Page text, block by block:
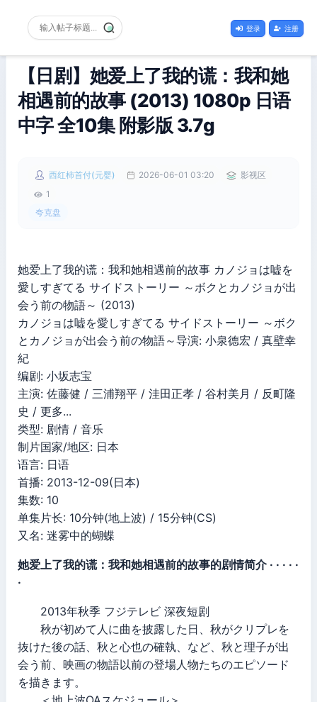
登录 注册
【日剧】她爱上了我的谎：我和她
相遇前的故事 (2013) 1080p 日语
中字 全10集 附影版 3.7g
西红柿首付(元婴) 2026-06-01 03:20
影视区
1
夸克盘
她爱上了我的谎：我和她相遇前的故事 カノジョは嘘を
愛しすぎてる サイドストーリー ～ボクとカノジョが出
会う前の物語～ (2013)
カノジョは嘘を愛しすぎてる サイドストーリー ～ボク
とカノジョが出会う前の物語～导演: 小泉德宏 / 真壁幸
紀
编剧: 小坂志宝
主演: 佐藤健 / 三浦翔平 / 洼田正孝 / 谷村美月 / 反町隆
史 / 更多...
类型: 剧情 / 音乐
制片国家/地区: 日本
语言: 日语
首播: 2013-12-09(日本)
集数: 10
单集片长: 10分钟(地上波) / 15分钟(CS)
又名: 迷雾中的蝴蝶
她爱上了我的谎：我和她相遇前的故事的剧情简介 · · · · ·
·
2013年秋季 フジテレビ 深夜短剧
秋が初めて人に曲を披露した日、秋がクリプレを
抜けた後の話、秋と心也の確執、など、秋と理子が出
会う前、映画の物語以前の登場人物たちのエピソード
を描きます。